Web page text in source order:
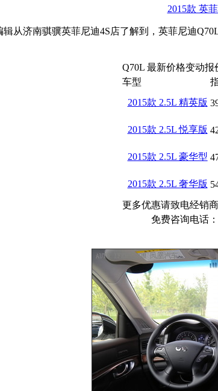
2015款 英
从济南骐骥英菲尼迪4S店了解到，英菲尼迪
Q70L 最新价格变动报
车型
2015款 2.5L 精英版
2015款 2.5L 悦享版
2015款 2.5L 豪华型
2015款 2.5L 奢华版
更多优惠请致电经销商
免费咨询电话